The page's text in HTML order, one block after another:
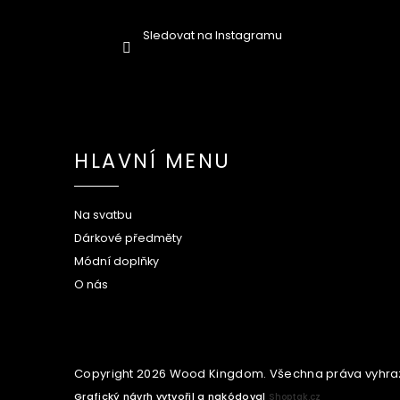
Sledovat na Instagramu
HLAVNÍ MENU
Na svatbu
Dárkové předměty
Módní doplňky
O nás
Copyright 2026 Wood Kingdom. Všechna práva
Grafický návrh vytvořil a nakódoval Shoptak.cz